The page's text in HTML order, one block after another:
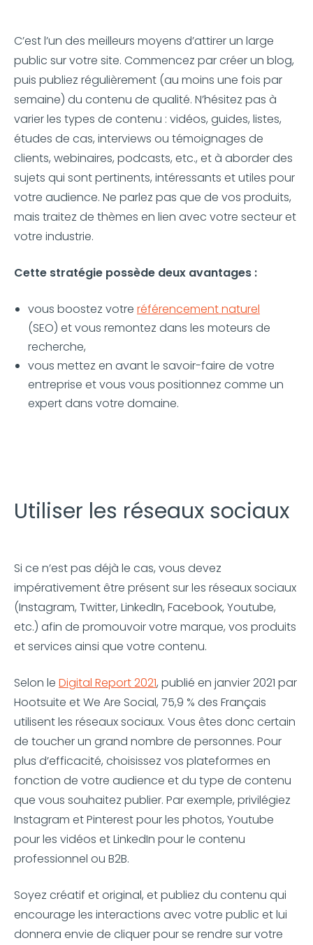
C’est l’un des meilleurs moyens d’attirer un large
public sur votre site. Commencez par créer un blog,
puis publiez régulièrement (au moins une fois par
semaine) du contenu de qualité. N’hésitez pas à
varier les types de contenu : vidéos, guides, listes,
études de cas, interviews ou témoignages de
clients, webinaires, podcasts, etc., et à aborder des
sujets qui sont pertinents, intéressants et utiles pour
votre audience. Ne parlez pas que de vos produits,
mais traitez de thèmes en lien avec votre secteur et
votre industrie.
Cette stratégie possède deux avantages :
vous boostez votre référencement naturel
(SEO) et vous remontez dans les moteurs de
recherche,
vous mettez en avant le savoir-faire de votre
entreprise et vous vous positionnez comme un
expert dans votre domaine.
Utiliser les réseaux sociaux
Si ce n’est pas déjà le cas, vous devez
impérativement être présent sur les réseaux sociaux
(Instagram, Twitter, LinkedIn, Facebook, Youtube,
etc.) afin de promouvoir votre marque, vos produits
et services ainsi que votre contenu.
Selon le Digital Report 2021, publié en janvier 2021 par
Hootsuite et We Are Social, 75,9 % des Français
utilisent les réseaux sociaux. Vous êtes donc certain
de toucher un grand nombre de personnes. Pour
plus d’efficacité, choisissez vos plateformes en
fonction de votre audience et du type de contenu
que vous souhaitez publier. Par exemple, privilégiez
Instagram et Pinterest pour les photos, Youtube
pour les vidéos et LinkedIn pour le contenu
professionnel ou B2B.
Soyez créatif et original, et publiez du contenu qui
encourage les interactions avec votre public et lui
donnera envie de cliquer pour se rendre sur votre